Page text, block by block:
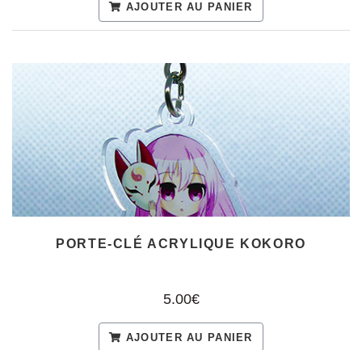
AJOUTER AU PANIER
PORTE-CLÉ ACRYLIQUE KOKORO
5.00€
AJOUTER AU PANIER